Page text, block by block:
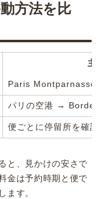
方法を比
主
Paris
パリの空港 →
便ごとに停留所を確認
と、見かけの安さで
金は予約時期と便で
ます。